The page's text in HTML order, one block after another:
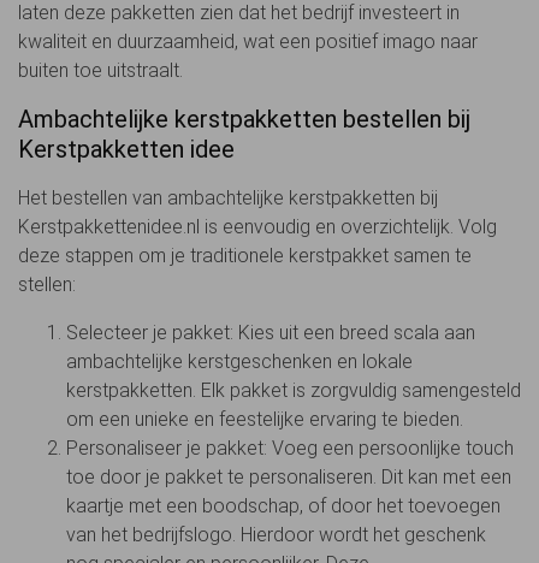
laten deze pakketten zien dat het bedrijf investeert in
kwaliteit en duurzaamheid, wat een positief imago naar
buiten toe uitstraalt.
Ambachtelijke kerstpakketten bestellen bij
Kerstpakketten idee
Het bestellen van ambachtelijke kerstpakketten bij
Kerstpakkettenidee.nl is eenvoudig en overzichtelijk. Volg
deze stappen om je traditionele kerstpakket samen te
stellen:
Selecteer je pakket: Kies uit een breed scala aan
ambachtelijke kerstgeschenken en lokale
kerstpakketten. Elk pakket is zorgvuldig samengesteld
om een unieke en feestelijke ervaring te bieden.
Personaliseer je pakket: Voeg een persoonlijke touch
toe door je pakket te personaliseren. Dit kan met een
kaartje met een boodschap, of door het toevoegen
van het bedrijfslogo. Hierdoor wordt het geschenk